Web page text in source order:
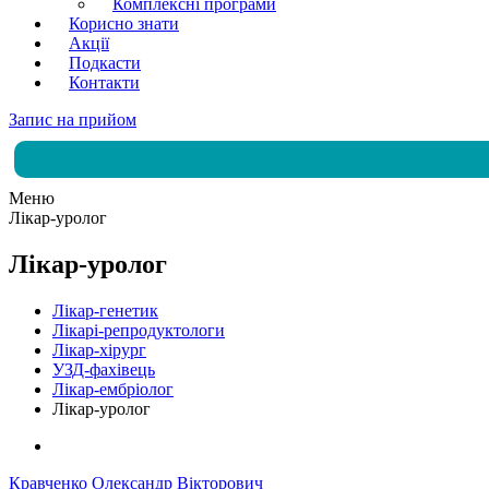
Комплексні програми
Корисно знати
Акції
Подкасти
Контакти
Запис на прийом
Меню
Лікар-уролог
Лікар-уролог
Лікар-генетик
Лікарі-репродуктологи
Лікар-хірург
УЗД-фахівець
Лікар-ембріолог
Лікар-уролог
Кравченко Олександр Вікторович